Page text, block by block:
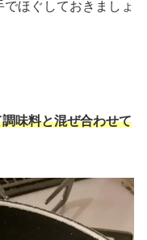
ほぐしておきましょ
味料と混ぜ合わせて